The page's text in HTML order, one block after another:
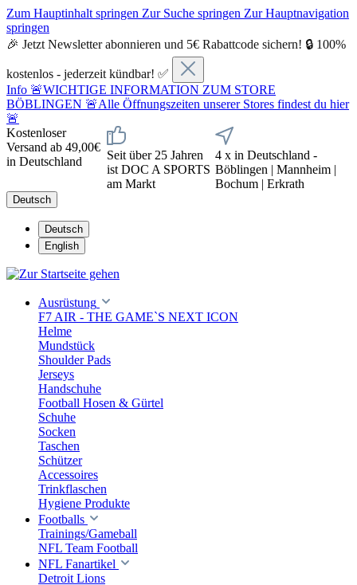
Zum Hauptinhalt springen Zur Suche springen Zur Hauptnavigation
springen
🎉 Jetzt Newsletter abonnieren und 5€ Rabattcode sichern! 🔒 100%
kostenlos - jederzeit kündbar! ✅
Info 🚨WICHTIGE INFORMATION ZUM STORE
BÖBLINGEN 🚨Alle Öffnungszeiten unserer Stores findest du hier
🚨
Kostenloser
Versand ab 49,00€
in Deutschland
Seit über 25 Jahren
ist DOC A SPORTS
am Markt
4 x in Deutschland -
Böblingen | Mannheim |
Bochum | Erkrath
Deutsch
Deutsch
English
Ausrüstung
F7 AIR - THE GAME`S NEXT ICON
Helme
Mundstück
Shoulder Pads
Jerseys
Handschuhe
Football Hosen & Gürtel
Schuhe
Socken
Taschen
Schützer
Accessoires
Trinkflaschen
Hygiene Produkte
Footballs
Trainings/Gameball
NFL Team Football
NFL Fanartikel
Detroit Lions